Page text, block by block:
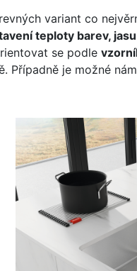
variant co
teploty barev,
se podle
Případně je možné